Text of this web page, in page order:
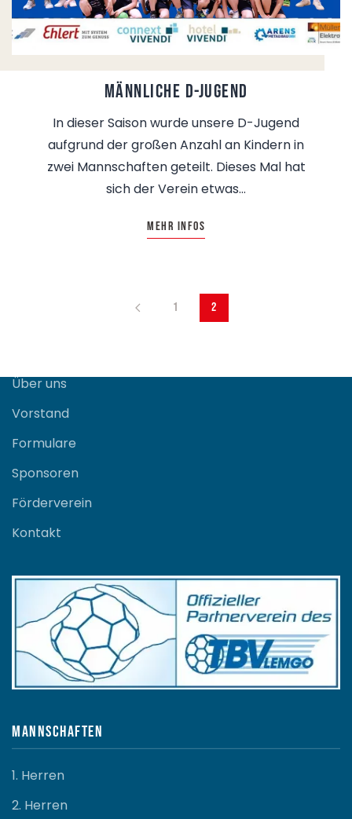
Männliche D-Jugend
In dieser Saison wurde unsere D-Jugend
aufgrund der großen Anzahl an Kindern in
zwei Mannschaften geteilt. Dieses Mal hat
sich der Verein etwas…
Mehr Infos
1 2
Über uns
Vorstand
Formulare
Sponsoren
Förderverein
Kontakt
Mannschaften
1. Herren
2. Herren